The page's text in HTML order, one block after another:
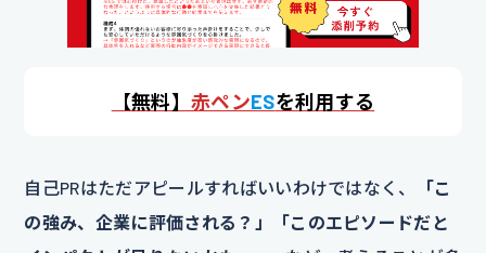
【無料】赤ペンESを利用する
自己PRはただアピールすればいいわけではなく、
「こ
の強み、企業に評価される？」「このエピソードだと